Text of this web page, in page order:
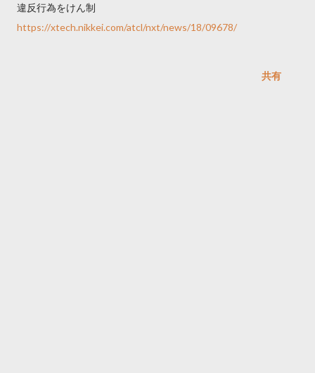
違反行為をけん制
https://xtech.nikkei.com/atcl/nxt/news/18/09678/
共有